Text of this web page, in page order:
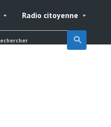
Radio citoyenne